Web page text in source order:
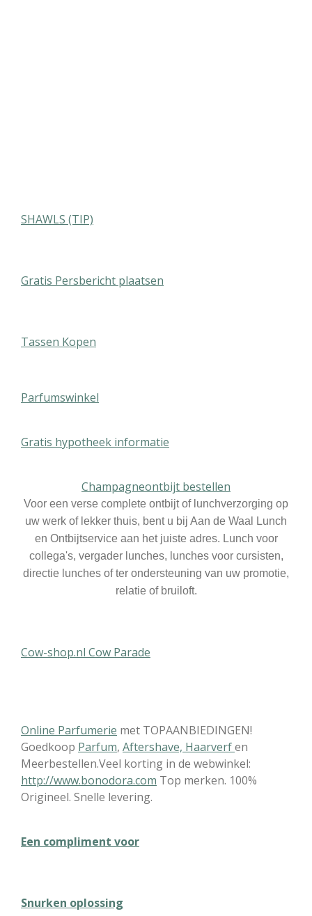
SHAWLS (TIP)
Gratis Persbericht plaatsen
Tassen Kopen
Parfumswinkel
Gratis hypotheek informatie
Champagneontbijt bestellen
Voor een verse complete ontbijt of lunchverzorging op
uw werk of lekker thuis, bent u bij Aan de Waal Lunch
en Ontbijtservice aan het juiste adres. Lunch voor
collega's, vergader lunches, lunches voor cursisten,
directie lunches of ter ondersteuning van uw promotie,
relatie of bruiloft.
Cow-shop.nl Cow Parade
Online Parfumerie met TOPAANBIEDINGEN!
Goedkoop Parfum, Aftershave, Haarverfen
Meerbestellen.Veel korting in de webwinkel:
http://www.bonodora.com Top merken. 100%
Origineel. Snelle levering.
Een compliment voor
Snurken oplossing